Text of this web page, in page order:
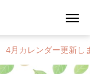
4月カレンダー更新し